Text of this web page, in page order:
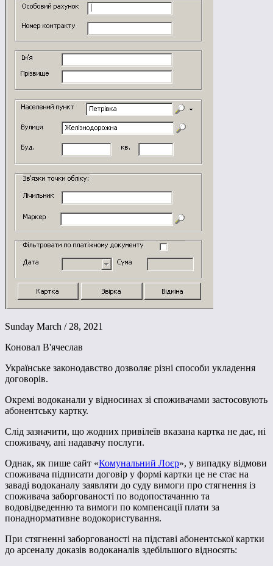
Sunday March / 28, 2021
Коновал В'ячеслав
Українське законодавство дозволяє різні способи укладення
договорів.
Окремі водоканали у відносинах зі споживачами застосовують
абонентську картку.
Слід зазначити, що жодних привілеїв вказана картка не дає, ні
споживачу, ані надавачу послуги.
Однак, як пише сайт «Комунальний Лоєр», у випадку відмови
споживача підписати договір у формі картки це не стає на
заваді водоканалу заявляти до суду вимоги про стягнення із
споживача заборгованості по водопостачанню та
водовідведенню та вимоги по компенсації плати за
понаднормативне водокористування.
При стягненні заборгованості на підставі абонентської картки
до арсеналу доказів водоканалів здебільшого відносять: